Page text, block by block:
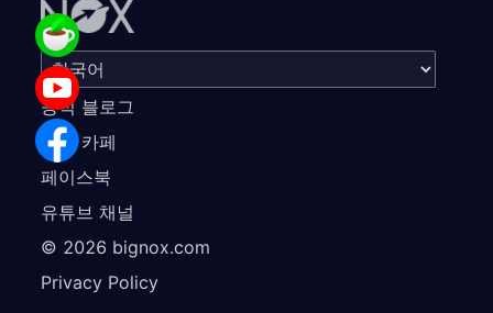
공식 블로그
공식 카페
페이스북
유튜브 채널
© 2026 bignox.com
Privacy Policy